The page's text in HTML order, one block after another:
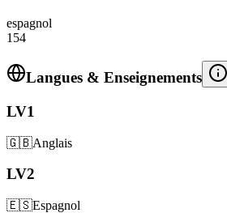
espagnol
154
Langues & Enseignements
LV1
🇬🇧Anglais
LV2
🇪🇸Espagnol